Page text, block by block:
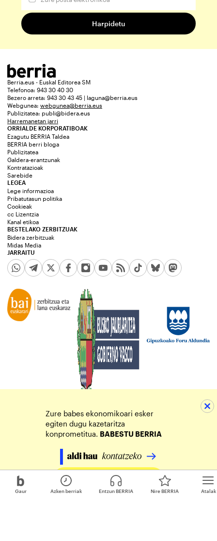
Gaur Atalak
Azken berriak Entzun BERRIA Nire BERRIA
Berria.eus - Euskal Editorea SM
Telefonoa: 943 30 40 30
Bezero arreta: 943 30 43 45 | laguna@berria.eus
Webgunea: webgunea@berria.eus
Publizitatea: publi@bidera.eus
Harremanetan jarri
ORRIALDE KORPORATIBOAK
Ezagutu BERRIA Taldea
BERRIA berri bloga
Publizitatea
Galdera-erantzunak
Kontratazioak
Sarebide
JARRAITU
LEGEA
Lege informazioa
Pribatutasun politika
Cookieak
cc Lizentzia
Kanal etikoa
BESTELAKO ZERBITZUAK
Bidera zerbitzuak
Midas Media
Zure babes ekonomikoari esker
egiten dugu kazetaritza
konprometitua. BABESTU BERRIA
Egin zure ekarpena